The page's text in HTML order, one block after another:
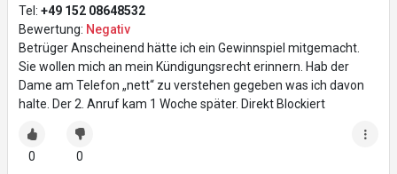
Tel: +49 152 08648532
Bewertung: Negativ
Betrüger Anscheinend hätte ich ein Gewinnspiel mitgemacht.
Sie wollen mich an mein Kündigungsrecht erinnern. Hab der
Dame am Telefon „nett“ zu verstehen gegeben was ich davon
halte. Der 2. Anruf kam 1 Woche später. Direkt Blockiert
0 0